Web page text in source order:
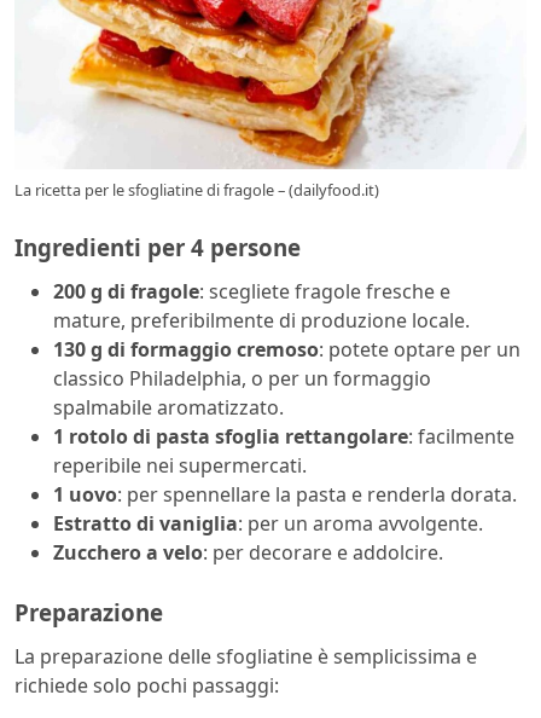
La ricetta per le sfogliatine di fragole – (dailyfood.it)
Ingredienti per 4 persone
200 g di fragole: scegliete fragole fresche e
mature, preferibilmente di produzione locale.
130 g di formaggio cremoso: potete optare per un
classico Philadelphia, o per un formaggio
spalmabile aromatizzato.
1 rotolo di pasta sfoglia rettangolare: facilmente
reperibile nei supermercati.
1 uovo: per spennellare la pasta e renderla dorata.
Estratto di vaniglia: per un aroma avvolgente.
Zucchero a velo: per decorare e addolcire.
Preparazione
La preparazione delle sfogliatine è semplicissima e
richiede solo pochi passaggi: